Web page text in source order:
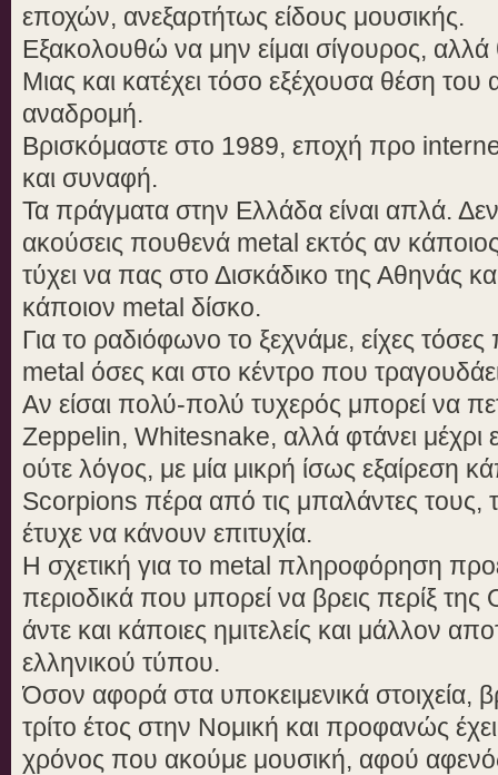
εποχών, ανεξαρτήτως είδους μουσικής.
Εξακολουθώ να μην είμαι σίγουρος,
Μιας και κατέχει τόσο εξέχουσα θέση του
αναδρομή.
Βρισκόμαστε στο 1989, εποχή προ
και συναφή.
Τα πράγματα στην Ελλάδα είναι απλά.
ακούσεις πουθενά metal εκτός αν
τύχει να πας στο Δισκάδικο της Αθηνάς
κάποιον metal δίσκο.
Για το ραδιόφωνο το ξεχνάμε, είχες
metal όσες και στο κέντρο που
Αν είσαι πολύ-πολύ τυχερός μπορεί να
Zeppelin, Whitesnake, αλλά φτάνει μέχρι
ούτε λόγος, με μία μικρή ίσως εξαίρεση
Scorpions πέρα από τις μπαλάντες τους,
έτυχε να κάνουν επιτυχία.
Η σχετική για το metal πληροφόρηση
περιοδικά που μπορεί να βρεις περίξ
άντε και κάποιες ημιτελείς και μάλλον
ελληνικού τύπου.
Όσον αφορά στα υποκειμενικά στοιχεία,
τρίτο έτος στην Νομική και προφανώς
χρόνος που ακούμε μουσική, αφού